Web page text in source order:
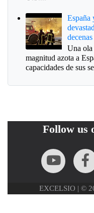
España
Una ola
magnitud azota a
capacidades de sus
Follow us
EXCELSIO | ©